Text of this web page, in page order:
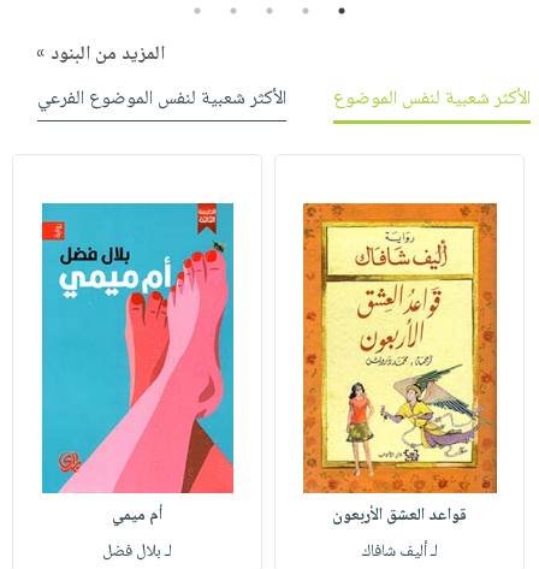
1
2
3
4
5
المزيد من البنود »
الأكثر شعبية لنفس الموضوع
الأكثر شعبية لنفس الموضوع الفرعي
قواعد العشق الأربعون
لـ أليف شافاك
أم ميمي
لـ بلال فضل